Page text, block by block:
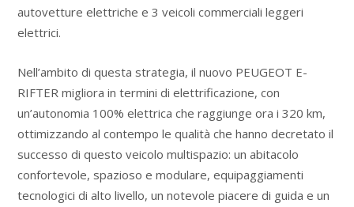
autovetture elettriche e 3 veicoli commerciali leggeri
elettrici.
Nell’ambito di questa strategia, il nuovo PEUGEOT E-
RIFTER migliora in termini di elettrificazione, con
un’autonomia 100% elettrica che raggiunge ora i 320 km,
ottimizzando al contempo le qualità che hanno decretato il
successo di questo veicolo multispazio: un abitacolo
confortevole, spazioso e modulare, equipaggiamenti
tecnologici di alto livello, un notevole piacere di guida e un